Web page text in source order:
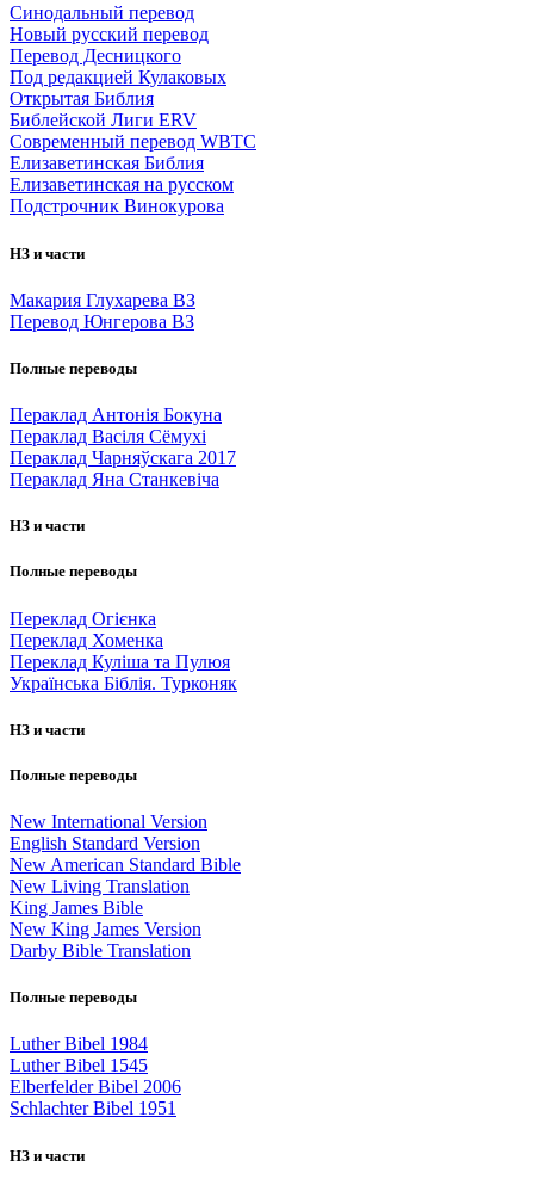
Синодальный перевод
Новый русский перевод
Перевод Десницкого
Под редакцией Кулаковых
Открытая Библия
Библейской Лиги ERV
Cовременный перевод WBTC
Елизаветинская Библия
Елизаветинская на русском
Подстрочник Винокурова
НЗ и части
Макария Глухарева ВЗ
Перевод Юнгерова ВЗ
Полные переводы
Пераклад Антонія Бокуна
Пераклад Васіля Сёмухі
Пераклад Чарняўскага 2017
Пераклад Яна Станкевіча
НЗ и части
Полные переводы
Переклад Огієнка
Переклад Хоменка
Переклад Куліша та Пулюя
Українська Біблія. Турконяк
НЗ и части
Полные переводы
New International Version
English Standard Version
New American Standard Bible
New Living Translation
King James Bible
New King James Version
Darby Bible Translation
Полные переводы
Luther Bibel 1984
Luther Bibel 1545
Elberfelder Bibel 2006
Schlachter Bibel 1951
НЗ и части